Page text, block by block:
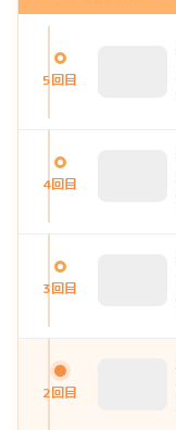
5回目
4回目
3回目
2回目